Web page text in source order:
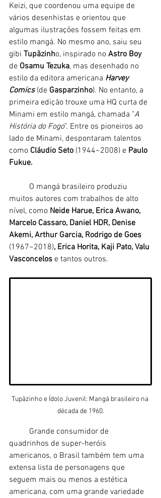
Keizi, que coordenou uma equipe de
vários desenhistas e orientou que
algumas ilustrações fossem feitas em
estilo mangá. No mesmo ano, saiu seu
gibi Tupãzinho, inspirado no Astro Boy
de Osamu Tezuka, mas desenhado no
estilo da editora americana Harvey
Comics (de Gasparzinho). No entanto, a
primeira edição trouxe uma HQ curta de
Minami em estilo mangá, chamada "A
História do Fogo". Entre os pioneiros ao
lado de Minami, despontaram talentos
como Cláudio Seto (1944~2008) e Paulo
Fukue.
muitos autores com trabalhos de alto
nível, como Neide Harue, Erica Awano,
Marcelo Cassaro, Daniel HDR, Denise
Akemi, Arthur Garcia, Rodrigo de Goes
(1967~2018), Erica Horita, Kaji Pato, Valu
Vasconcelos e tantos outros.
Tupãzinho e Ídolo Juvenil: Mangá brasileiro na
década de 1960.
quadrinhos de super-heróis
americanos, o Brasil também tem uma
extensa lista de personagens que
seguem mais ou menos a estética
americana, com uma grande variedade